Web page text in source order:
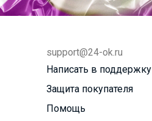
support@24-ok.ru
Написать в поддержку
Защита покупателя
Помощь